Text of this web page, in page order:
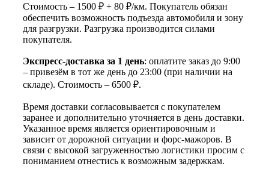
Стоимость – 1500 ₽ + 80 ₽/км. Покупатель обязан
обеспечить возможность подъезда автомобиля и зону
для разгрузки. Разгрузка производится силами
покупателя.
Экспресс-доставка за 1 день: оплатите заказ до 9:00
– привезём в тот же день до 23:00 (при наличии на
складе). Стоимость – 6500 ₽.
Время доставки согласовывается с покупателем
заранее и дополнительно уточняется в день доставки.
Указанное время является ориентировочным и
зависит от дорожной ситуации и форс-мажоров. В
связи с высокой загруженностью логистики просим с
пониманием отнестись к возможным задержкам.